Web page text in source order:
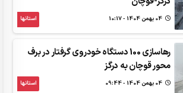
استانها
رهاسازی 100 دستگاه خودروی گرفتار در برف
محور قوچان به درگز
استانها